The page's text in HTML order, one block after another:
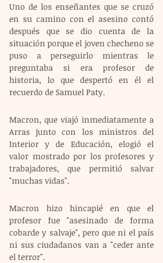
Uno de los enseñantes que se cruzó
en su camino con el asesino contó
después que se dio cuenta de la
situación porque el joven checheno se
puso a perseguirlo mientras le
preguntaba si era profesor de
historia, lo que despertó en él el
recuerdo de Samuel Paty.
Macron, que viajó inmediatamente a
Arras junto con los ministros del
Interior y de Educación, elogió el
valor mostrado por los profesores y
trabajadores, que permitió salvar
"muchas vidas".
Macron hizo hincapié en que el
profesor fue "asesinado de forma
cobarde y salvaje", pero que ni el país
ni sus ciudadanos van a "ceder ante
el terror".